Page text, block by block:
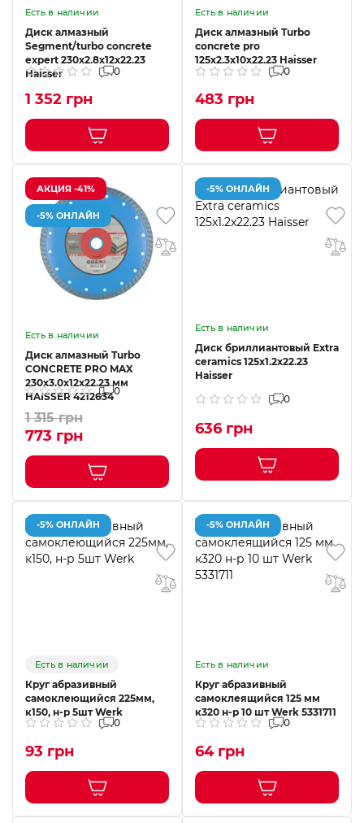
Есть в наличии
Диск алмазный
Segment/turbo concrete
expert 230х2.8х12х22.23
Haisser
0
1 352 грн
Есть в наличии
Диск алмазный Turbo
concrete pro
125х2.3х10х22.23 Haisser
0
483 грн
АКЦИЯ -41%
-5% ОНЛАЙН
Есть в наличии
Диск алмазный Turbo
CONCRETE PRO MAX
230x3.0x12x22.23 мм
HAISSER 42126340
1 315 грн
773 грн
-5% ОНЛАЙН
Есть в наличии
Диск бриллиантовый Extra
ceramics 125x1.2x22.23
Haisser
0
636 грн
-5% ОНЛАЙН
Есть в наличии
Круг абразивный
самоклеющийся 225мм,
к150, н-р 5шт Werk
0
93 грн
-5% ОНЛАЙН
Есть в наличии
Круг абразивный
самоклеящийся 125 мм
к320 н-р 10 шт Werk 5331711
0
64 грн